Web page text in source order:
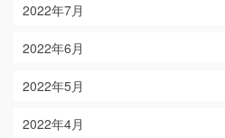
2022年7月
2022年6月
2022年5月
2022年4月